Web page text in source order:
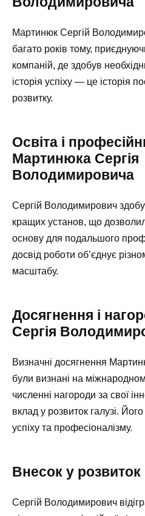
Мартинюк Сергій
багато років тому,
компаній, де здобув
історія успіху — це історія
розвитку.
Освіта і
Мартинюка Сергія
Володимировича
Сергій Володимирович
кращих установ, що
основу для подальшого
досвід роботи об’єднує
масштабу.
Досягнення і
Сергія
Визначні досягнення
були визнані на
численні нагороди за свої
вклад у розвиток галузі.
успіху та професіоналізму.
Внесок у розвиток
Сергій Володимирович